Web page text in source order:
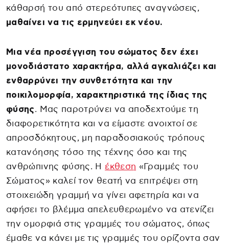
κάθαρσή του από στερεότυπες αναγνώσεις,
μαθαίνει να τις ερμηνεύει εκ νέου.
Μια νέα προσέγγιση του σώματος δεν έχει
μονοδιάστατο χαρακτήρα, αλλά αγκαλιάζει και
ενθαρρύνει την συνθετότητα και την
ποικιλομορφία, χαρακτηριστικά της ίδιας της
φύσης. Μας παροτρύνει να αποδεχτούμε τη
διαφορετικότητα και να είμαστε ανοιχτοί σε
απροσδόκητους, μη παραδοσιακούς τρόπους
κατανόησης τόσο της τέχνης όσο και της
ανθρώπινης φύσης. Η έκθεση «Γραμμές του
Σώματος» καλεί τον θεατή να επιτρέψει στη
στοιχειώδη γραμμή να γίνει αφετηρία και να
αφήσει το βλέμμα απελευθερωμένο να ατενίζει
την ομορφιά στις γραμμές του σώματος, όπως
έμαθε να κάνει με τις γραμμές του ορίζοντα σαν